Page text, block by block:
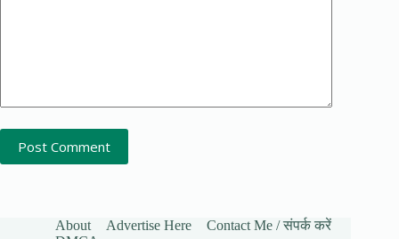
Post Comment
About Advertise Here
Contact Me / संपर्क करें